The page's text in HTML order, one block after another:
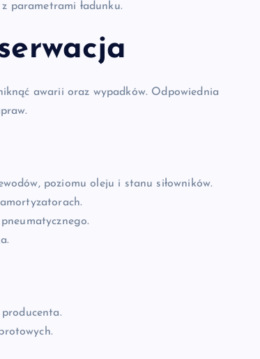
parametrami ładunku.
awarii oraz wypadków. Odpowiednia
poziomu oleju i stanu siłowników.